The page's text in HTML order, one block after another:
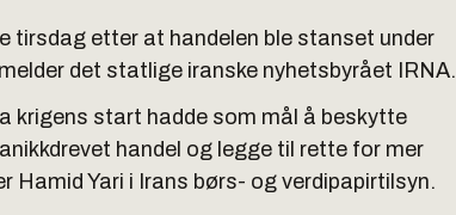
tirsdag etter at handelen ble stanset under
det statlige iranske nyhetsbyrået IRNA.
krigens start hadde som mål å beskytte
handel og legge til rette for mer
Hamid Yari i Irans børs- og verdipapirtilsyn.